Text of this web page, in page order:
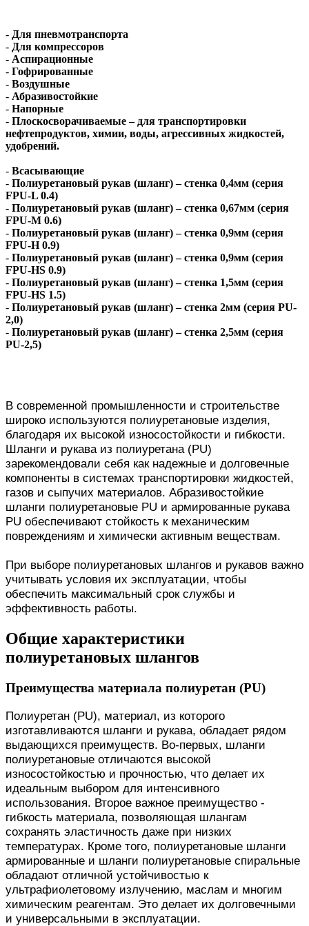
- Для пневмотранспорта
- Для компрессоров
- Аспирационные
- Гофрированные
- Воздушные
- Абразивостойкие
- Напорные
- Плоскосворачиваемые – для транспортировки
нефтепродуктов, химии, воды, агрессивных жидкостей,
удобрений.
- Всасывающие
- Полиуретановый рукав (шланг) – стенка 0,4мм (серия
FPU-L 0.4)
- Полиуретановый рукав (шланг) – стенка 0,67мм (серия
FPU-M 0.6)
- Полиуретановый рукав (шланг) – стенка 0,9мм (серия
FPU-H 0.9)
- Полиуретановый рукав (шланг) – стенка 0,9мм (серия
FPU-HS 0.9)
- Полиуретановый рукав (шланг) – стенка 1,5мм (серия
FPU-HS 1.5)
- Полиуретановый рукав (шланг) – стенка 2мм (серия PU-
2,0)
- Полиуретановый рукав (шланг) – стенка 2,5мм (серия
PU-2,5)
В современной промышленности и строительстве
широко используются полиуретановые изделия,
благодаря их высокой износостойкости и гибкости.
Шланги и рукава из полиуретана (PU)
зарекомендовали себя как надежные и долговечные
компоненты в системах транспортировки жидкостей,
газов и сыпучих материалов. Абразивостойкие
шланги полиуретановые PU и армированные рукава
PU обеспечивают стойкость к механическим
повреждениям и химически активным веществам.
При выборе полиуретановых шлангов и рукавов важно
учитывать условия их эксплуатации, чтобы
обеспечить максимальный срок службы и
эффективность работы.
Общие характеристики
полиуретановых шлангов
Преимущества материала полиуретан (PU)
Полиуретан (PU), материал, из которого
изготавливаются шланги и рукава, обладает рядом
выдающихся преимуществ. Во-первых, шланги
полиуретановые отличаются высокой
износостойкостью и прочностью, что делает их
идеальным выбором для интенсивного
использования. Второе важное преимущество -
гибкость материала, позволяющая шлангам
сохранять эластичность даже при низких
температурах. Кроме того, полиуретановые шланги
армированные и шланги полиуретановые спиральные
обладают отличной устойчивостью к
ультрафиолетовому излучению, маслам и многим
химическим реагентам. Это делает их долговечными
и универсальными в эксплуатации.